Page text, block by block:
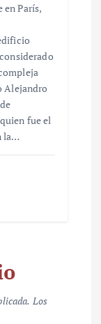
en París,
Alejandro
fue el
la…
Los